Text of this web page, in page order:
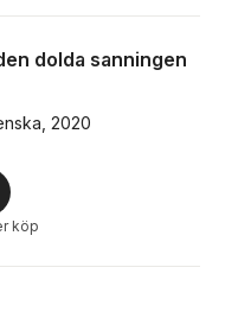
dolda sanningen
2020
köp